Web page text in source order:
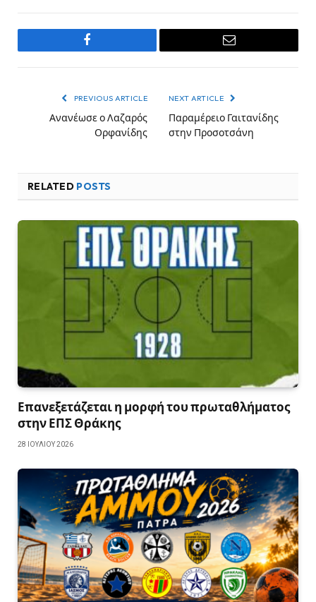
Facebook Email
PREVIOUS ARTICLE
Ανανέωσε ο Λαζαρός
Ορφανίδης
NEXT ARTICLE
Παραμέρειο Γαιτανίδης
στην Προσοτσάνη
RELATED POSTS
Επανεξετάζεται η μορφή του πρωταθλήματος
στην ΕΠΣ Θράκης
28 ΙΟΥΛΊΟΥ 2026